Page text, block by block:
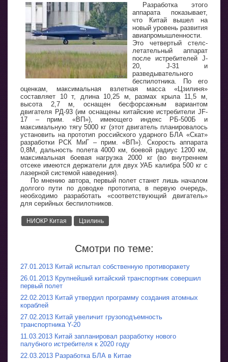
Разработка этого
аппарата показывает,
что Китай вышел на
новый уровень развития
авиапромышленности.
Это четвертый стелс-
летательный аппарат
после истребителей J-
20, J-31 и
разведывательного
беспилотника. По его
оценкам, максимальная взлетная масса «Цзилиня»
составляет 10 т, длина 10,25 м, размах крыла 11,5 м,
высота 2,7 м, оснащен бесфорсажным вариантом
двигателя РД-93 (им оснащены китайские истребители JF-
17 – прим. «ВП»), имеющего индекс РБ-500Б и
максимальную тягу 5000 кг (этот двигатель планировалось
установить на прототип российского ударного БЛА «Скат»
разработки РСК МиГ – прим. «ВП»). Скорость аппарата
0,8М, дальность полета 4000 км, боевой радиус 1200 км,
максимальная боевая нагрузка 2000 кг (во внутреннем
отсеке имеются держатели для двух УАБ калибра 500 кг с
лазерной системой наведения).
По мнению автора, первый полет станет лишь началом
долгого пути по доводке прототипа, в первую очередь,
необходимо разработать «соответствующий двигатель»
для серийных беспилотников.
НИОКР Китая Цзилинь
Смотри по теме:
27.01.2013 Китай испытал собственную противоракету
26.01.2013 Крупнейший китайский транспортник совершил
первый полет
22.02.2013 Китай утвердил программу создания атомных
кораблей
27.02.2013 Китай увеличит грузоподъемность
транспортника Y-20
11.03.2013 Китай запланировал разработку нового
палубного истребителя к 2020 году
22.03.2013 Разработка БЛА в Китае